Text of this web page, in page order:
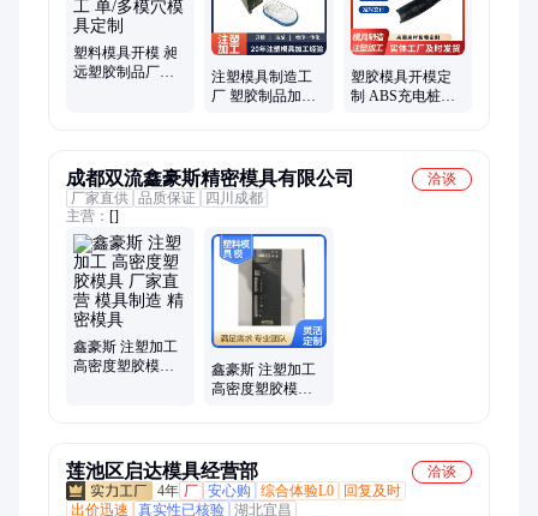
塑料模具开模 昶
远塑胶制品厂家
注塑模具制造工
厂 塑胶制品加工
塑胶模具开模定
制 ABS充电桩外
成都双流鑫豪斯精密模具有限公司
洽谈
厂家直供 品质保证
四川成都
主营： []
鑫豪斯 注塑加工
高密度塑胶模具
鑫豪斯 注塑加工
高密度塑胶模具
莲池区启达模具经营部
洽谈
4年 厂 安心购 综合体验L0
回复及时
出价迅速
真实性已核验 湖北宜昌